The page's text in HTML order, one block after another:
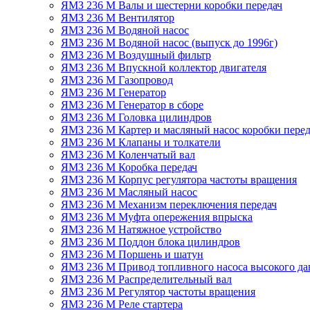
ЯМЗ 236 М Валы и шестерни коробки передач
ЯМЗ 236 М Вентилятор
ЯМЗ 236 М Водяной насос
ЯМЗ 236 М Водяной насос (выпуск до 1996г)
ЯМЗ 236 М Воздушный фильтр
ЯМЗ 236 М Впускной коллектор двигателя
ЯМЗ 236 М Газопровод
ЯМЗ 236 М Генератор
ЯМЗ 236 М Генератор в сборе
ЯМЗ 236 М Головка цилиндров
ЯМЗ 236 М Картер и масляный насос коробки
ЯМЗ 236 М Клапаны и толкатели
ЯМЗ 236 М Коленчатый вал
ЯМЗ 236 М Коробка передач
ЯМЗ 236 М Корпус регулятора частоты вращения
ЯМЗ 236 М Масляный насос
ЯМЗ 236 М Механизм переключения передач
ЯМЗ 236 М Муфта опережения впрыска
ЯМЗ 236 М Натяжное устройство
ЯМЗ 236 М Поддон блока цилиндров
ЯМЗ 236 М Поршень и шатун
ЯМЗ 236 М Привод топливного насоса высокого
ЯМЗ 236 М Распределительный вал
ЯМЗ 236 М Регулятор частоты вращения
ЯМЗ 236 М Реле стартера